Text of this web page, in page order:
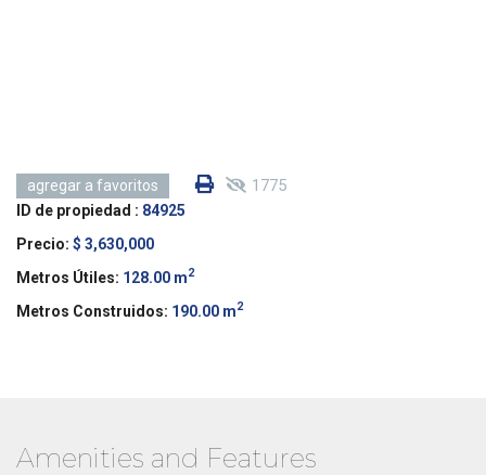
agregar a favoritos 1775
ID de propiedad : 84925
Precio: $ 3,630,000
Metros Útiles: 128.00 m2
Metros Construidos: 190.00 m2
Amenities and Features